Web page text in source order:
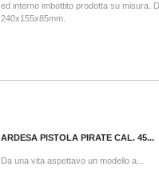
ed interno imbottito prodotta su misura.
240x155x85mm.
ARDESA PISTOLA PIRATE CAL. 45...
Da una vita aspettavo un modello a...